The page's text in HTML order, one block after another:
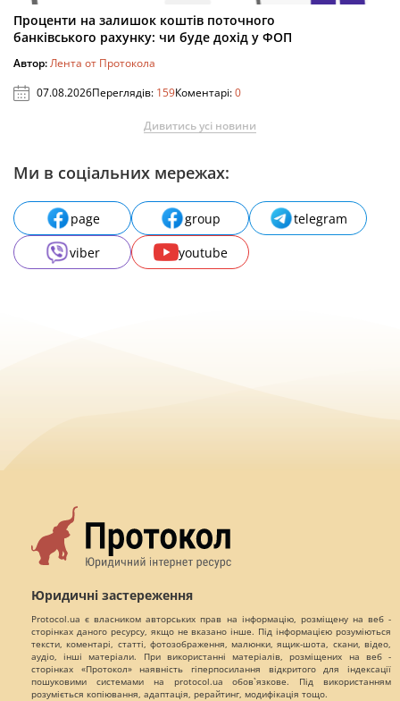
Проценти на залишок коштів поточного
банківського рахунку: чи буде дохід у ФОП
Автор:Лента от Протокола
07.08.2026Переглядів: 159Коментарі:0
Дивитись усі новини
Ми в соціальних мережах:
page group
telegram
viber
youtube
Юридичні застереження
Protocol.ua є власником авторських прав на інформацію, розміщену на веб -
сторінках даного ресурсу, якщо не вказано інше. Під інформацією розуміються
тексти, коментарі, статті, фотозображення, малюнки, ящик-шота, скани, відео,
аудіо, інші матеріали. При використанні матеріалів, розміщених на веб -
сторінках «Протокол» наявність гіперпосилання відкритого для індексації
пошуковими системами на protocol.ua обов`язкове. Під використанням
розуміється копіювання, адаптація, рерайтинг, модифікація тощо.